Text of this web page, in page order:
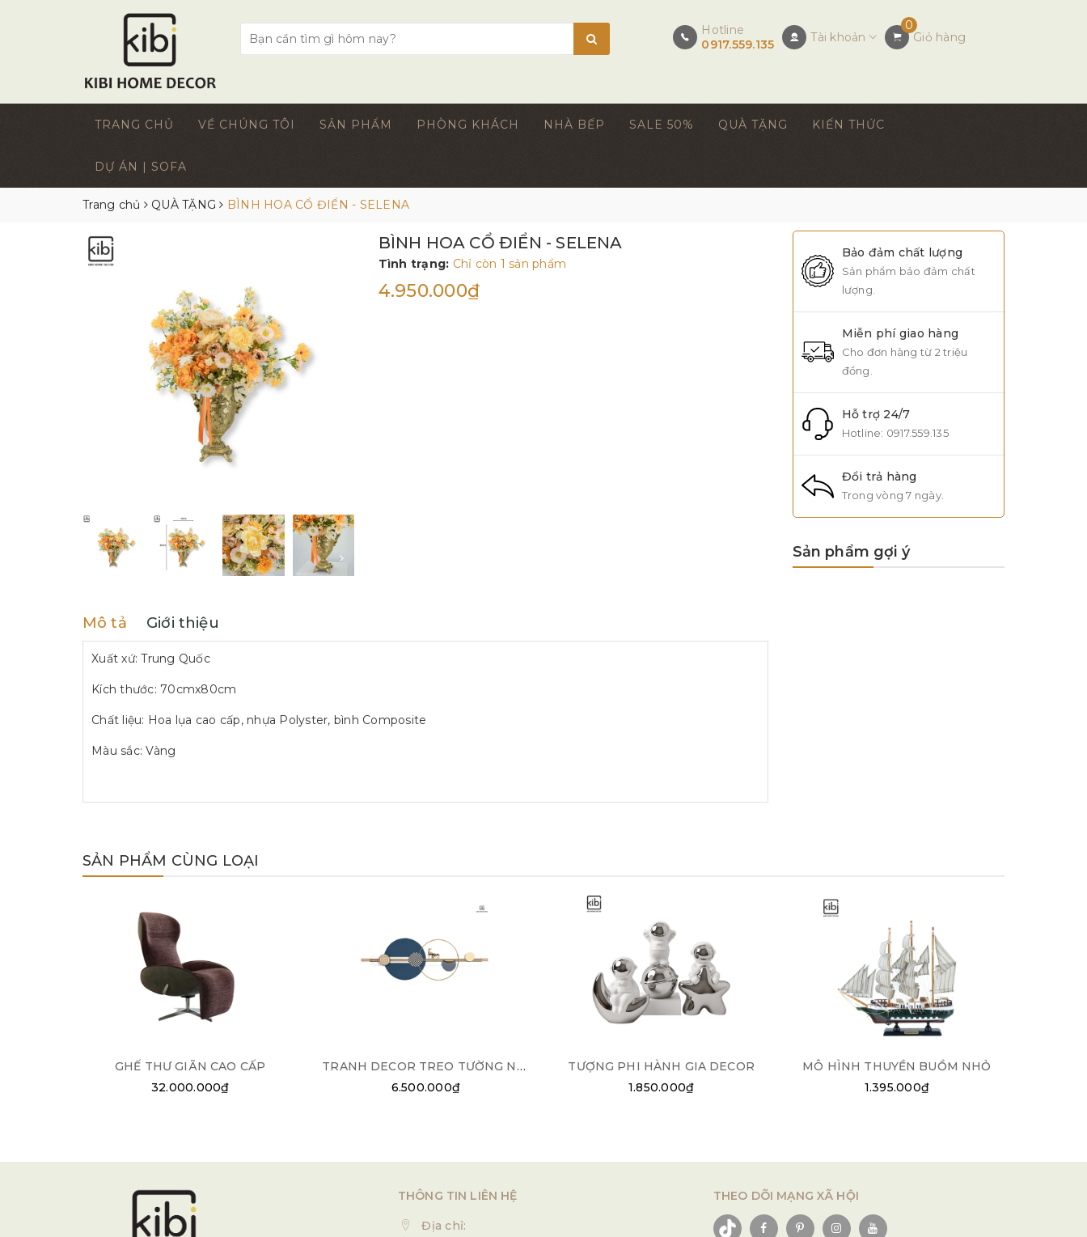
Hotline
0917.559.135
Tài khoản
0
Giỏ hàng
TRANG CHỦ VỀ CHÚNG TÔI SẢN PHẨM PHÒNG KHÁCH NHÀ BẾP SALE 50% QUÀ TẶNG KIẾN THỨC
DỰ ÁN | SOFA
Trang chủ QUÀ TẶNG BÌNH HOA CỔ ĐIỂN - SELENA
BÌNH HOA CỔ ĐIỂN - SELENA
Tình trạng: Chỉ còn 1 sản phẩm
4.950.000₫
Mô tả Giới thiệu
Xuất xứ: Trung Quốc
Kích thước: 70cmx80cm
Chất liệu: Hoa lụa cao cấp, nhựa Polyster, bình Composite
Màu sắc: Vàng
Bảo đảm chất lượng
Sản phẩm bảo đảm chất
lượng.
Miễn phí giao hàng
Cho đơn hàng từ 2 triệu
đồng.
Hỗ trợ 24/7
Hotline: 0917.559.135
Đổi trả hàng
Trong vòng 7 ngày.
Sản phẩm gợi ý
SẢN PHẨM CÙNG LOẠI
GHẾ THƯ GIÃN CAO CẤP
32.000.000₫
TRANH DECOR TREO TƯỜNG NGHỆ THUẬT
6.500.000₫
TƯỢNG PHI HÀNH GIA DECOR
1.850.000₫
MÔ HÌNH THUYỀN BUỒM NHỎ
1.395.000₫
THÔNG TIN LIÊN HỆ
Địa chỉ:
THEO DÕI MẠNG XÃ HỘI